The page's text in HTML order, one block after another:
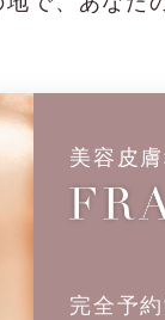
美容皮
完全予